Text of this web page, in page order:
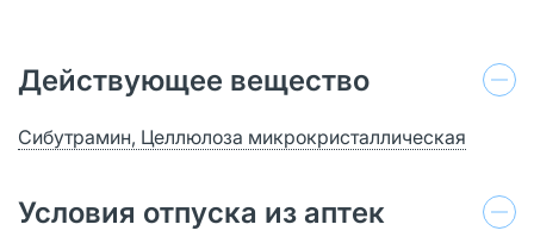
Действующее вещество
Сибутрамин, Целлюлоза микрокристаллическая
Условия отпуска из аптек